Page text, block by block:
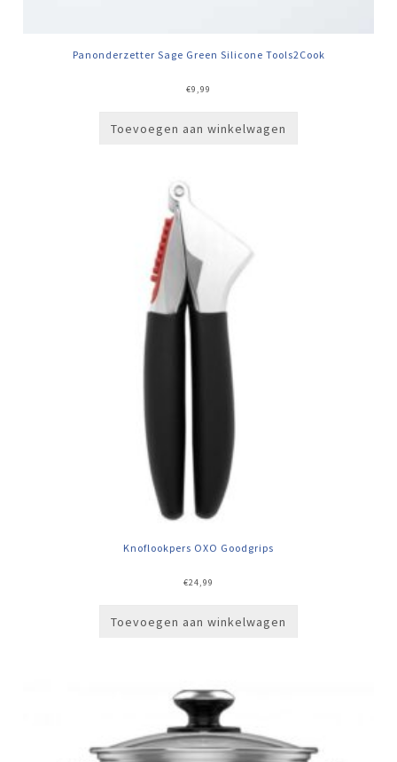
Panonderzetter Sage Green Silicone Tools2Cook
€9,99
Toevoegen aan winkelwagen
Knoflookpers OXO Goodgrips
€24,99
Toevoegen aan winkelwagen